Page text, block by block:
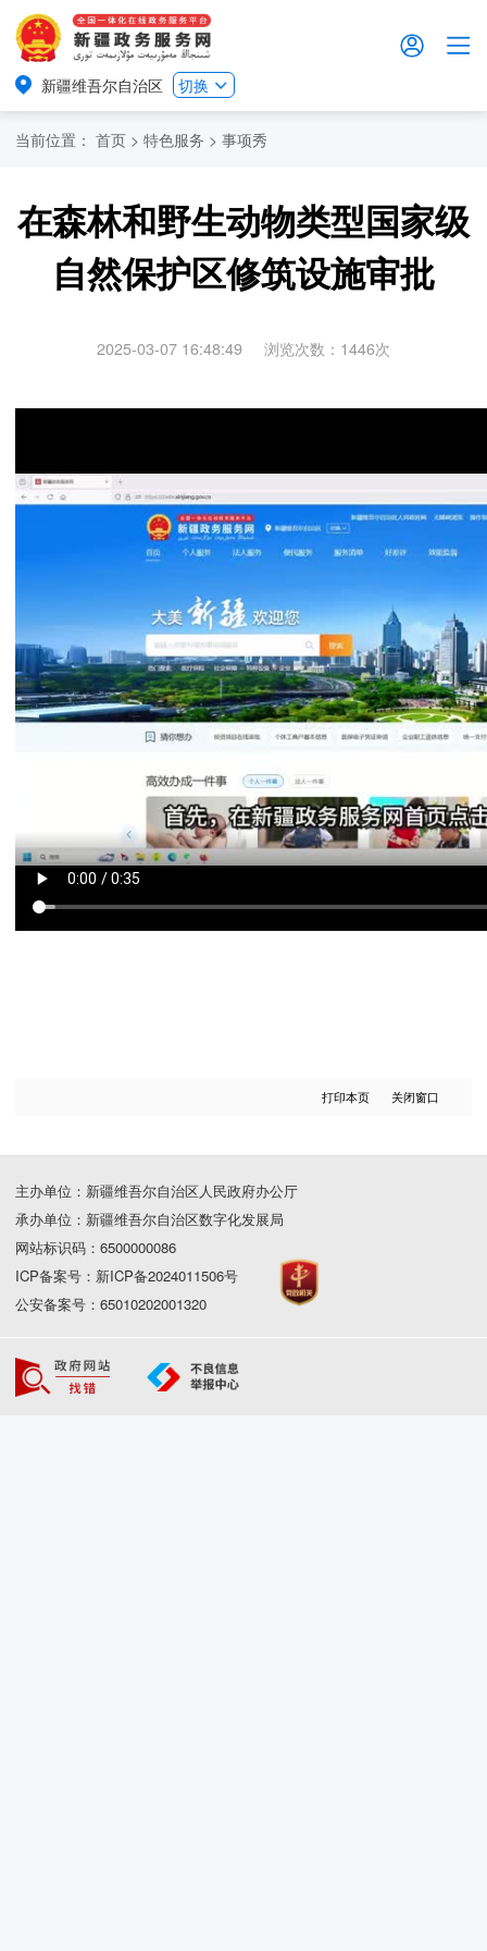
新疆维吾尔自治区 切换
当前位置：首页 >特色服务 >事项秀
在森林和野生动物类型国家级
自然保护区修筑设施审批
2025-03-07 16:48:49 浏览次数： 1446次
打印本页 关闭窗口
主办单位：新疆维吾尔自治区人民政府办公厅
承办单位：新疆维吾尔自治区数字化发展局
网站标识码：6500000086
ICP备案号：新ICP备2024011506号
公安备案号：65010202001320